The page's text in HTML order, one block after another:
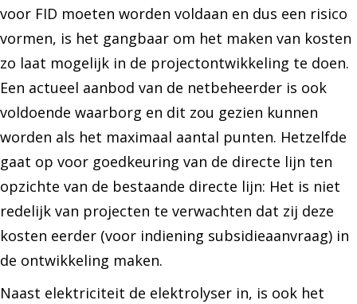
voor FID moeten worden voldaan en dus een risico
vormen, is het gangbaar om het maken van kosten
zo laat mogelijk in de projectontwikkeling te doen.
Een actueel aanbod van de netbeheerder is ook
voldoende waarborg en dit zou gezien kunnen
worden als het maximaal aantal punten. Hetzelfde
gaat op voor goedkeuring van de directe lijn ten
opzichte van de bestaande directe lijn: Het is niet
redelijk van projecten te verwachten dat zij deze
kosten eerder (voor indiening subsidieaanvraag) in
de ontwikkeling maken.
Naast elektriciteit de elektrolyser in, is ook het